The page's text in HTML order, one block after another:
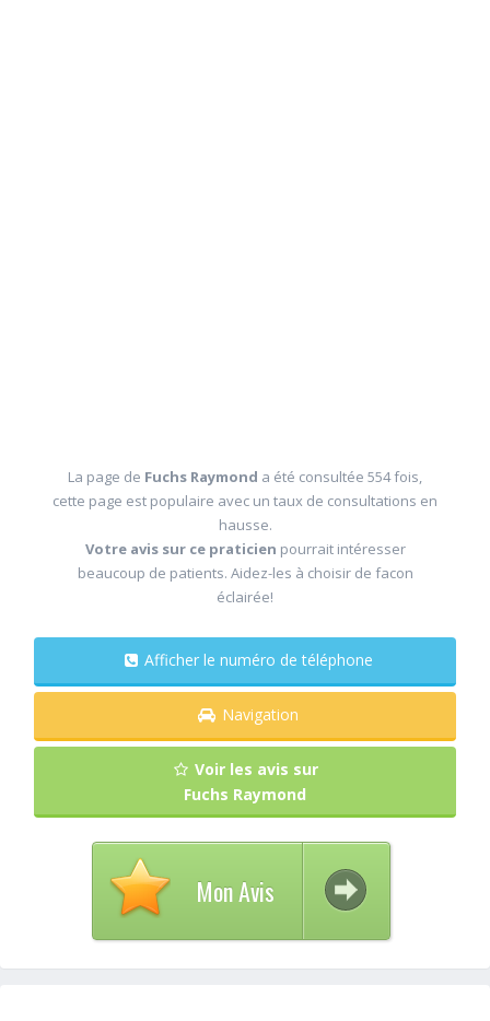
La page de Fuchs Raymond a été consultée 554 fois,
cette page est populaire avec un taux de consultations en
hausse.
Votre avis sur ce praticien pourrait intéresser
beaucoup de patients. Aidez-les à choisir de facon
éclairée!
Afficher le numéro de téléphone
Navigation
Voir les avis sur
Fuchs Raymond
Mon Avis